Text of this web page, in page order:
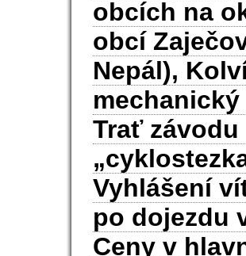
obcích na
obcí
Nepál),
Trať závodu
Vyhlášení
po dojezdu
Ceny v